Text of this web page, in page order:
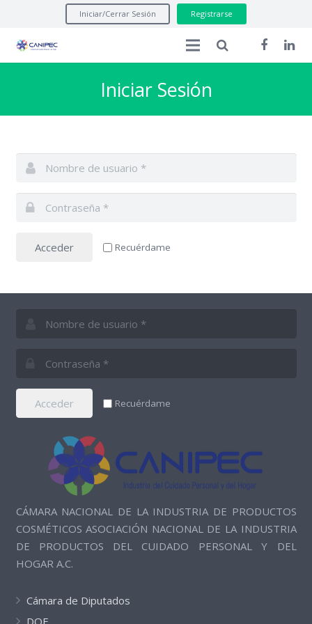
Iniciar/Cerrar Sesión Registrarse
Formatos
Seminarios Internacionales
Iniciar Sesión
Acceder Recuérdame
Acceder Recuérdame
CÁMARA NACIONAL DE LA INDUSTRIA DE PRODUCTOS
COSMÉTICOS ASOCIACIÓN NACIONAL DE LA INDUSTRIA
DE PRODUCTOS DEL CUIDADO PERSONAL Y DEL
HOGAR A.C.
Cámara de Diputados
DOF